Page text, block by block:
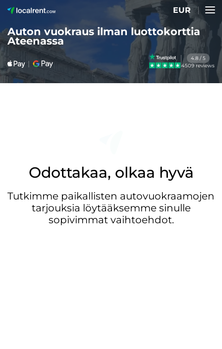
EUR
Auton vuokraus ilman luottokorttia
Ateenassa
4.8 / 5
4509 reviews
Odottakaa, olkaa hyvä
Tutkimme paikallisten autovuokraamojen
tarjouksia löytääksemme sinulle
sopivimmat vaihtoehdot.